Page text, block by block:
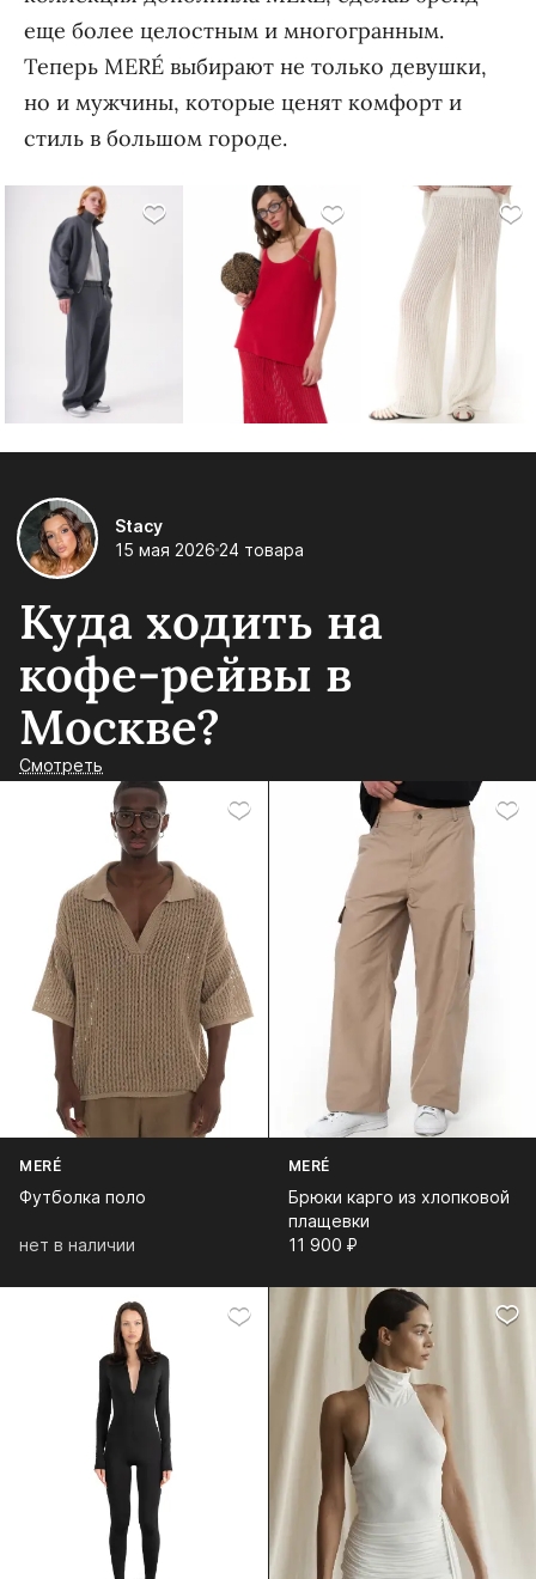
еще более целостным и многогранным.
Теперь MERÉ выбирают не только девушки,
но и мужчины, которые ценят комфорт и
стиль в большом городе.
Stacy
15 мая 2026 24 товара
Куда ходить на
кофе-рейвы в
Москве?
Смотреть
MERÉ
Футболка поло
нет в наличии
MERÉ
Брюки карго из хлопковой
плащевки
11 900⁠ ⁠₽